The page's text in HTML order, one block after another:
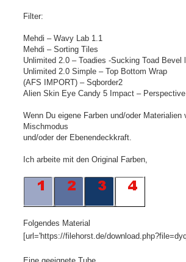
Filter:
Mehdi – Wavy Lab 1.1
Mehdi – Sorting Tiles
Unlimited 2.0 – Toadies -Sucking Toad Bevel
Unlimited 2.0 Simple – Top Bottom Wrap
(AFS IMPORT) – Sqborder2
Alien Skin Eye Candy 5 Impact –
Wenn Du eigene Farben und/oder
Mischmodus
und/oder der Ebenendeckkraft.
Ich arbeite mit den Original Farben,
Folgendes Material
[url='https://filehorst.de/